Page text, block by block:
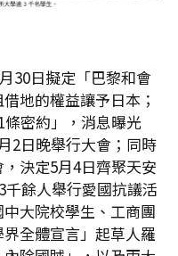
30日擬定「巴黎和會
地的權益讓予日本；
密約」，消息曝光
2日晚舉行大會；同時
決定5月4日齊聚天安
餘人舉行愛國抗議活
大院校學生、工商團
全體宣言」起草人羅